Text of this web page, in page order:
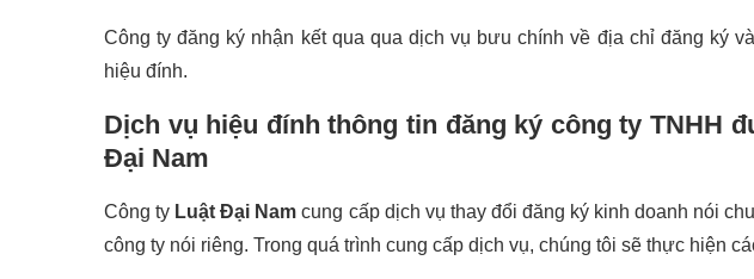
Công ty đăng ký nhận kết qua qua dịch vụ bưu chính về địa chỉ đăng ký
hiệu đính.
Dịch vụ hiệu đính thông tin đăng ký công ty TNHH
Đại Nam
Công ty Luật Đại Nam cung cấp dịch vụ thay đổi đăng ký kinh doanh nói
công ty nói riêng. Trong quá trình cung cấp dịch vụ, chúng tôi sẽ thực hiện